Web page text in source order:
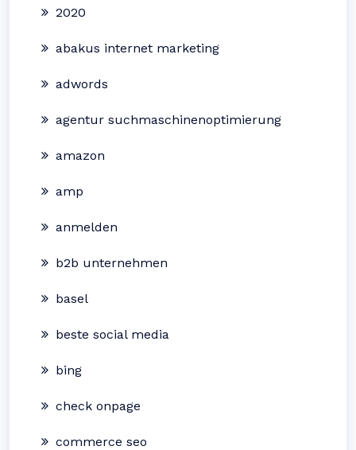
2020
abakus internet marketing
adwords
agentur suchmaschinenoptimierung
amazon
amp
anmelden
b2b unternehmen
basel
beste social media
bing
check onpage
commerce seo